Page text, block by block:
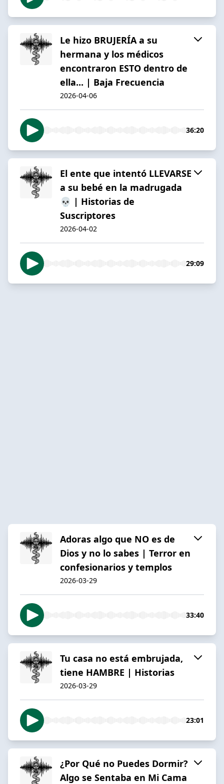
Le hizo BRUJERÍA a su
hermana y los médicos
encontraron ESTO dentro de
ella... | Baja Frecuencia
2026-04-06
36:20
El ente que intentó LLEVARSE
a su bebé en la madrugada
💀 | Historias de
Suscriptores
2026-04-02
29:09
Adoras algo que NO es de
Dios y no lo sabes | Terror en
confesionarios y templos
2026-03-29
33:40
Tu casa no está embrujada,
tiene HAMBRE | Historias
2026-03-29
23:01
¿Por Qué no Puedes Dormir?
Algo se Sentaba en Mi Cama